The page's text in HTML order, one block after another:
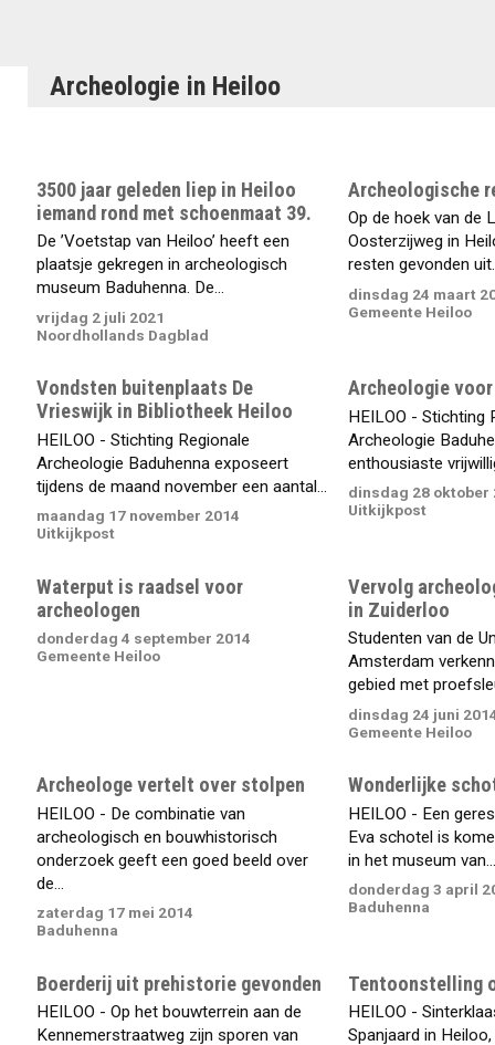
Archeologie in Heiloo
3500 jaar geleden liep in Heiloo
iemand rond met schoenmaat 39.
De ’Voetstap van Heiloo’ heeft een
plaatsje gekregen in archeologisch
museum Baduhenna. De...
vrijdag 2 juli 2021
Noordhollands Dagblad
Archeologische
Op de hoek van de
Oosterzijweg in
resten gevonden
dinsdag 24 maart
Gemeente Heiloo
Vondsten buitenplaats De
Vrieswijk in Bibliotheek Heiloo
HEILOO - Stichting Regionale
Archeologie Baduhenna exposeert
tijdens de maand november een aantal...
maandag 17 november 2014
Uitkijkpost
Archeologie
HEILOO - Stichting
Archeologie
enthousiaste
dinsdag 28 oktober
Uitkijkpost
Waterput is raadsel voor
archeologen
donderdag 4 september 2014
Gemeente Heiloo
Vervolg
in Zuiderloo
Studenten van de
Amsterdam
gebied met
dinsdag 24 juni
Gemeente Heiloo
Archeologe vertelt over stolpen
HEILOO - De combinatie van
archeologisch en bouwhistorisch
onderzoek geeft een goed beeld over
de...
zaterdag 17 mei 2014
Baduhenna
Wonderlijke
HEILOO - Een
Eva schotel is
in het museum van...
donderdag 3 april
Baduhenna
Boerderij uit prehistorie gevonden
HEILOO - Op het bouwterrein aan de
Kennemerstraatweg zijn sporen van
Tentoonstelling
HEILOO -
Spanjaard in